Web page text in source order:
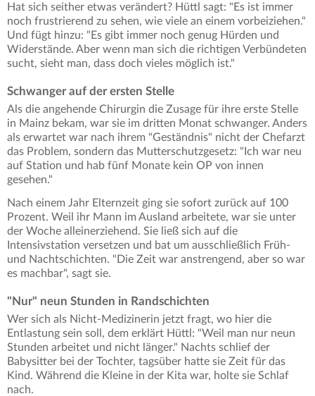
Hat sich seither etwas verändert? Hüttl sagt: "Es ist immer
noch frustrierend zu sehen, wie viele an einem vorbeiziehen."
Und fügt hinzu: "Es gibt immer noch genug Hürden und
Widerstände. Aber wenn man sich die richtigen Verbündeten
sucht, sieht man, dass doch vieles möglich ist."
Schwanger auf der ersten Stelle
Als die angehende Chirurgin die Zusage für ihre erste Stelle
in Mainz bekam, war sie im dritten Monat schwanger. Anders
als erwartet war nach ihrem "Geständnis" nicht der Chefarzt
das Problem, sondern das Mutterschutzgesetz: "Ich war neu
auf Station und hab fünf Monate kein OP von innen
gesehen."
Nach einem Jahr Elternzeit ging sie sofort zurück auf 100
Prozent. Weil ihr Mann im Ausland arbeitete, war sie unter
der Woche alleinerziehend. Sie ließ sich auf die
Intensivstation versetzen und bat um ausschließlich Früh-
und Nachtschichten. "Die Zeit war anstrengend, aber so war
es machbar", sagt sie.
"Nur" neun Stunden in Randschichten
Wer sich als Nicht-Medizinerin jetzt fragt, wo hier die
Entlastung sein soll, dem erklärt Hüttl: "Weil man nur neun
Stunden arbeitet und nicht länger." Nachts schlief der
Babysitter bei der Tochter, tagsüber hatte sie Zeit für das
Kind. Während die Kleine in der Kita war, holte sie Schlaf
nach.